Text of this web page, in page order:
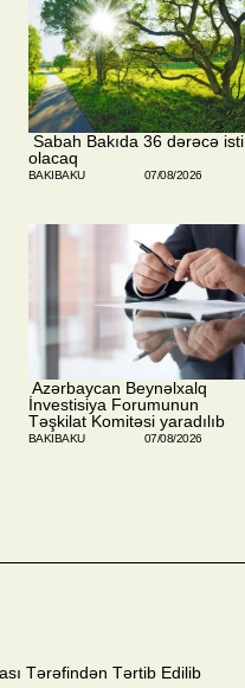
​ Sabah Bakıda 36 dərəcə isti
olacaq
BAKIBAKU 07/08/2026
​ Azərbaycan Beynəlxalq
İnvestisiya Forumunun
Təşkilat Komitəsi yaradılıb
BAKIBAKU 07/08/2026
Tərəfindən Tərtib Edilib